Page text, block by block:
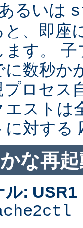
るいは
と、即座
ます。
に数秒か
プロセス
エストは
に対する
な再起
ル: USR1